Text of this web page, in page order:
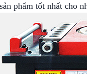
phẩm tốt nhất cho